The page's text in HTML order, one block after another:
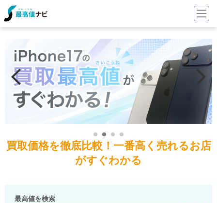
買取価格を徹底比較！一番高く売れるお店
がすぐわかる
最高値を検索